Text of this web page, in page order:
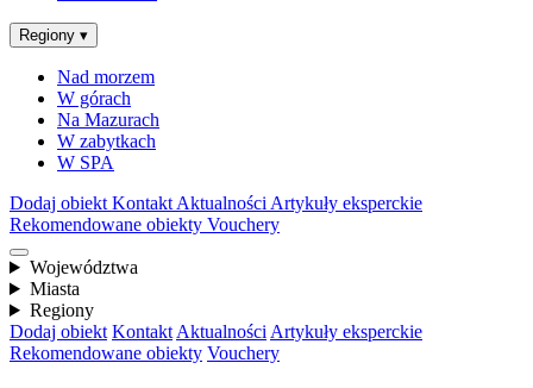
Regiony ▾
Nad morzem
W górach
Na Mazurach
W zabytkach
W SPA
Dodaj obiekt Kontakt Aktualności Artykuły eksperckie
Rekomendowane obiekty Vouchery
Województwa
Miasta
Regiony
Dodaj obiekt Kontakt Aktualności Artykuły eksperckie
Rekomendowane obiekty Vouchery